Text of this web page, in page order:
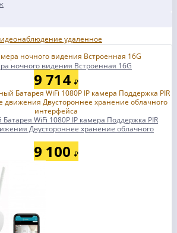
ночного видения Встроенная 16G
9 714 ₽
WiFi 1080P IP камера Поддержка PIR
Двустороннее хранение облачного
9 100 ₽